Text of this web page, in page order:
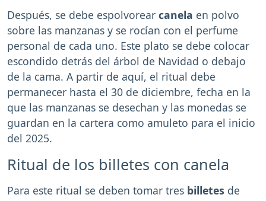
Después, se debe espolvorear canela en polvo
sobre las manzanas y se rocían con el perfume
personal de cada uno. Este plato se debe colocar
escondido detrás del árbol de Navidad o debajo
de la cama. A partir de aquí, el ritual debe
permanecer hasta el 30 de diciembre, fecha en la
que las manzanas se desechan y las monedas se
guardan en la cartera como amuleto para el inicio
del 2025.
Ritual de los billetes con canela
Para este ritual se deben tomar tres billetes de